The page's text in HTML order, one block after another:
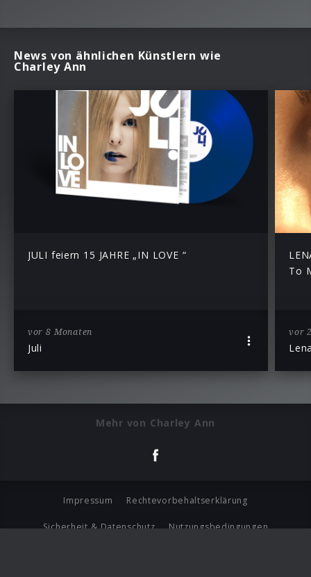
News von ähnlichen Künstlern wie
Charley Ann
JULI feiern 15 JAHRE „IN LOVE “
vor 8 Monaten
Juli
To
vor
Mehr von Charley Ann
Impressum Rechtevorbehaltserklärung
Sicherheit & Datenschutz Nutzungsbedingungen